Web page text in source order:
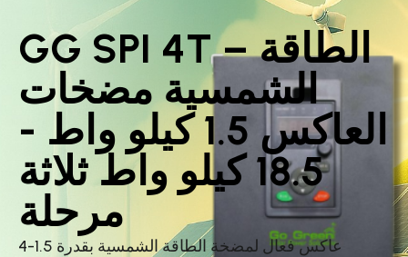
GG SPI 4T – الطاقة
الشمسية مضخات
العاكس 1.5 كيلو واط -
18.5 كيلو واط ثلاثة
مرحلة
عاكس فعال لمضخة الطاقة الشمسية بقدرة 1.5-4